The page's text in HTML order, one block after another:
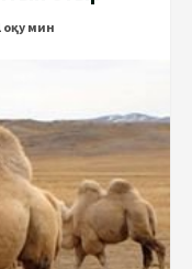
оқу мин